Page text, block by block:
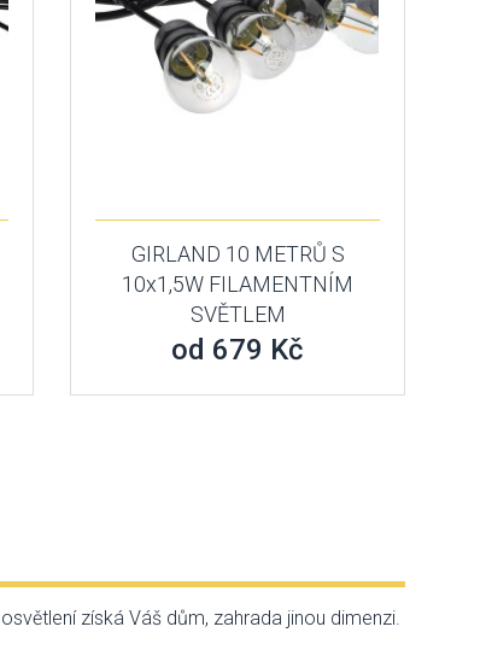
GIRLAND 10 METRŮ S
10x1,5W FILAMENTNÍM
SVĚTLEM
od 679 Kč
získá Váš dům, zahrada jinou dimenzi.